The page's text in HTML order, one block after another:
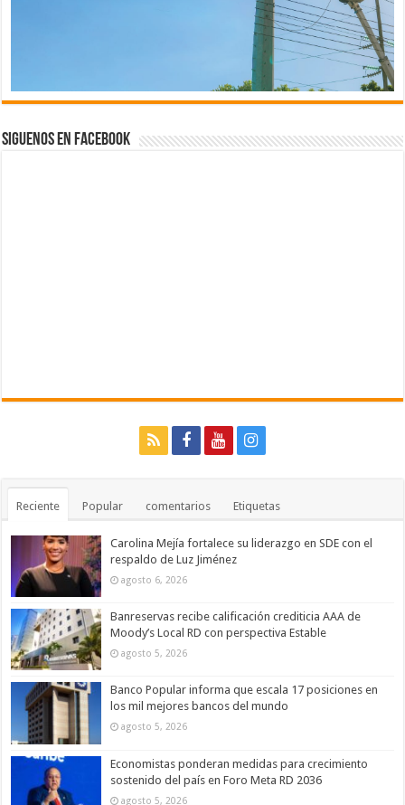
Siguenos en Facebook
Reciente Popular comentarios Etiquetas
Carolina Mejía fortalece su liderazgo en SDE con el
respaldo de Luz Jiménez
agosto 6, 2026
Banreservas recibe calificación crediticia AAA de
Moody’s Local RD con perspectiva Estable
agosto 5, 2026
Banco Popular informa que escala 17 posiciones en
los mil mejores bancos del mundo
agosto 5, 2026
Economistas ponderan medidas para crecimiento
sostenido del país en Foro Meta RD 2036
agosto 5, 2026